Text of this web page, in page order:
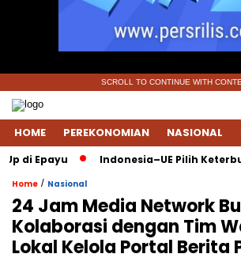
SCROLL TO CONTINUE WITH
HOME PEREKONOMIAN NASIONAL
Epayu Indonesia–UE Pilih
Home / Nasional
24 Jam Media Network
Kolaborasi dengan Tim
Lokal Kelola Portal Berita